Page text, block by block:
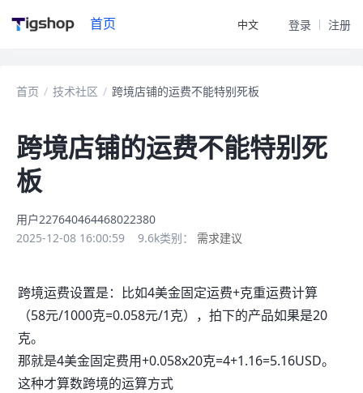
首页 中文 登录 注册
首页 / 技术社区 / 跨境店铺的运费不能特别死板
跨境店铺的运费不能特别死
板
用户227640464468022380
2025-12-08 16:00:59
9.6k类别： 需求建议
跨境运费设置是：比如4美金固定运费+克重运费计算
（58元/1000克=0.058元/1克），拍下的产品如果是20
克。
那就是4美金固定费用+0.058x20克=4+1.16=5.16USD。
这种才算数跨境的运算方式